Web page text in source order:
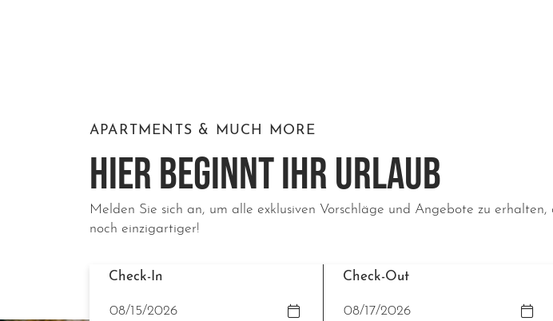
APARTMENTS & MUCH MORE
HIER BEGINNT IHR URLAUB
Melden Sie sich an, um alle exklusiven Vorschläge und Angebote zu
noch einzigartiger!
Check-In Check-Out